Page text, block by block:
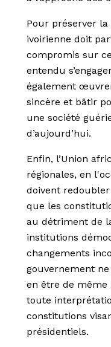
Pour préserver
ivoirienne doit
compromis sur
entendu
également
sincère et bâtir
une société
d’aujourd’hui.
Enfin, l’Union
régionales, en
doivent
que les
au détriment de
institutions
changements
gouvernement
en être de
toute
constitutions
présidentiels.